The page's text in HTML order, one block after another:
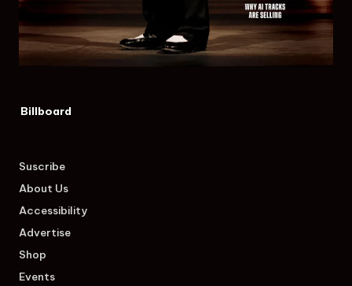
Billboard
Suscribe
About Us
Accessibility
Advertise
Shop
Events